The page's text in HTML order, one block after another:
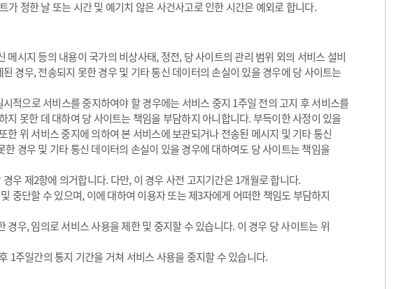
정한 날 또는 시간 및 예기치 않은 사건사고로 인한 시간은 예외로 합니다.
시지 등의 내용이 국가의 비상사태, 정전, 당 사이트의 관리 범위 외의 서비스 설비
경우, 전송되지 못한 경우 및 기타 통신 데이터의 손실이 있을 경우에 당 사이트는
적으로 서비스를 중지하여야 할 경우에는 서비스 중지 1주일 전의 고지 후 서비스를
못한 데 대하여 당 사이트는 책임을 부담하지 아니합니다. 부득이한 사정이 있을
위 서비스 중지에 의하여 본 서비스에 보관되거나 전송된 메시지 및 기타 통신
경우 및 기타 통신 데이터의 손실이 있을 경우에 대하여도 당 사이트는 책임을
우 제2항에 의거합니다. 다만, 이 경우 사전 고지기간은 1개월로 합니다.
중단할 수 있으며, 이에 대하여 이용자 또는 제3자에게 어떠한 책임도 부담하지
우, 임의로 서비스 사용을 제한 및 중지할 수 있습니다. 이 경우 당 사이트는 위
1주일간의 통지 기간을 거쳐 서비스 사용을 중지할 수 있습니다.